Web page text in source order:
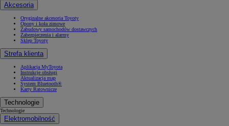
Akcesoria
Oryginalne akcesoria Toyoty
Opony i koła zimowe
Zabudowy samochodów dostawczych
Zabezpieczenia i alarmy
Sklep Toyoty
Strefa klienta
Aplikacja MyToyota
Instrukcje obsługi
Aktualizacja map
System Bluetooth®
Karty Ratownicze
Technologie
Technologie
Elektromobilność